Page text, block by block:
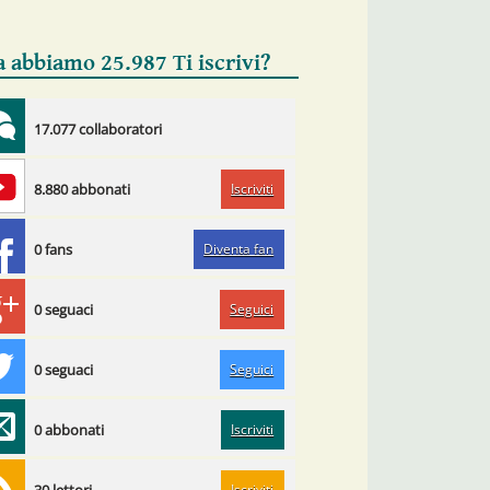
abbiamo 25.987 Ti iscrivi?
17.077 collaboratori
8.880 abbonati Iscriviti
0 fans Diventa fan
0 seguaci Seguici
0 seguaci Seguici
0 abbonati Iscriviti